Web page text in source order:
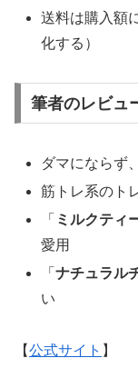
送料は購入額
化する）
筆者のレビュ
ダマにならず
筋トレ系のト
「 ミルクティ
愛用
「ナチュラル
い
【公式サイト 】